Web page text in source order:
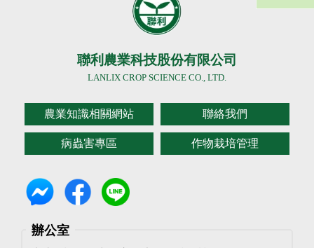
聯利農業科技股份有限公司
LANLIX CROP SCIENCE CO., LTD.
農業知識相關網站 聯絡我們
病蟲害專區 作物栽培管理
辦公室